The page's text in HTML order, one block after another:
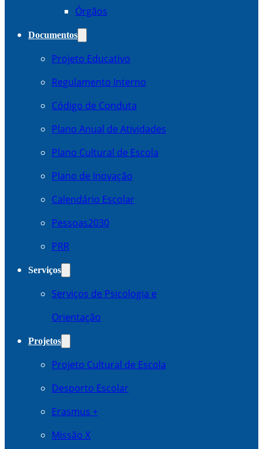
Órgãos
Documentos
Projeto Educativo
Regulamento Interno
Código de Conduta
Plano Anual de Atividades
Plano Cultural de Escola
Plano de Inovação
Calendário Escolar
Pessoas2030
PRR
Serviços
Serviços de Psicologia e
Orientação
Projetos
Projeto Cultural de Escola
Desporto Escolar
Erasmus +
Missão X